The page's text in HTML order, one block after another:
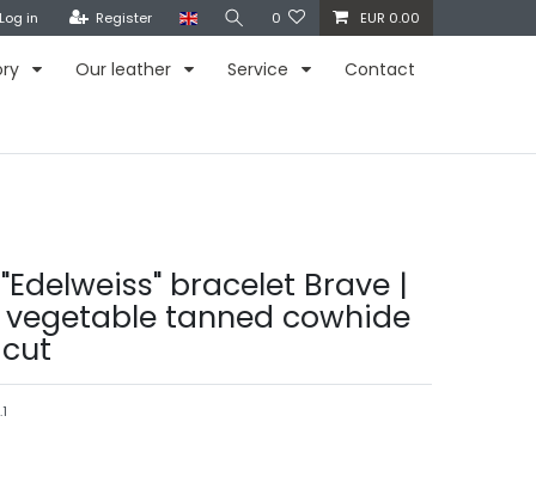
Log in Register 0 EUR 0.00
Our leather Service Contact
"Edelweiss" bracelet Brave |
tanned cowhide